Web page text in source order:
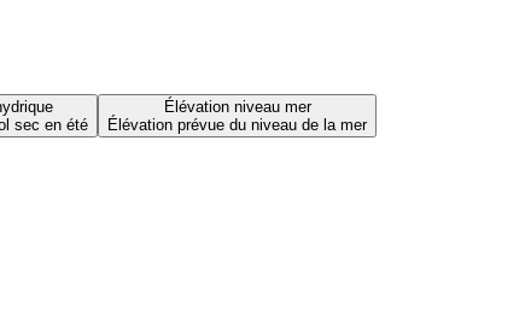
sec en été
Élévation niveau mer
Élévation prévue du niveau de la mer